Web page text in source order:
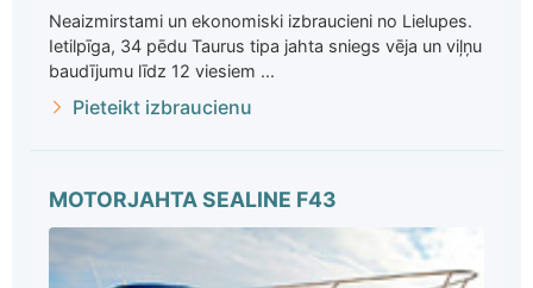
Neaizmirstami un ekonomiski izbraucieni no Lielupes.
Ietilpīga, 34 pēdu Taurus tipa jahta sniegs vēja un viļņu
baudījumu līdz 12 viesiem ...
Pieteikt izbraucienu
MOTORJAHTA SEALINE F43